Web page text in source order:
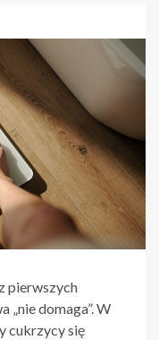
pierwszych
„nie domaga”. W
cukrzycy się